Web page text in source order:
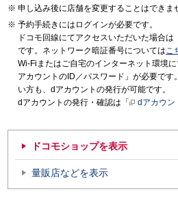
申し込み後に店舗を変更することはできま
予約手続きにはログインが必要です。
ドコモ回線にてアクセスいただいた場合
です。ネットワーク暗証番号についてはこ
Wi-Fiまたはご自宅のインターネット環境
アカウントのID／パスワード」が必要で
い方も、dアカウントの発行が可能です。
dアカウントの発行・確認は「
dアカウン
ドコモショップを表示
量販店などを表示